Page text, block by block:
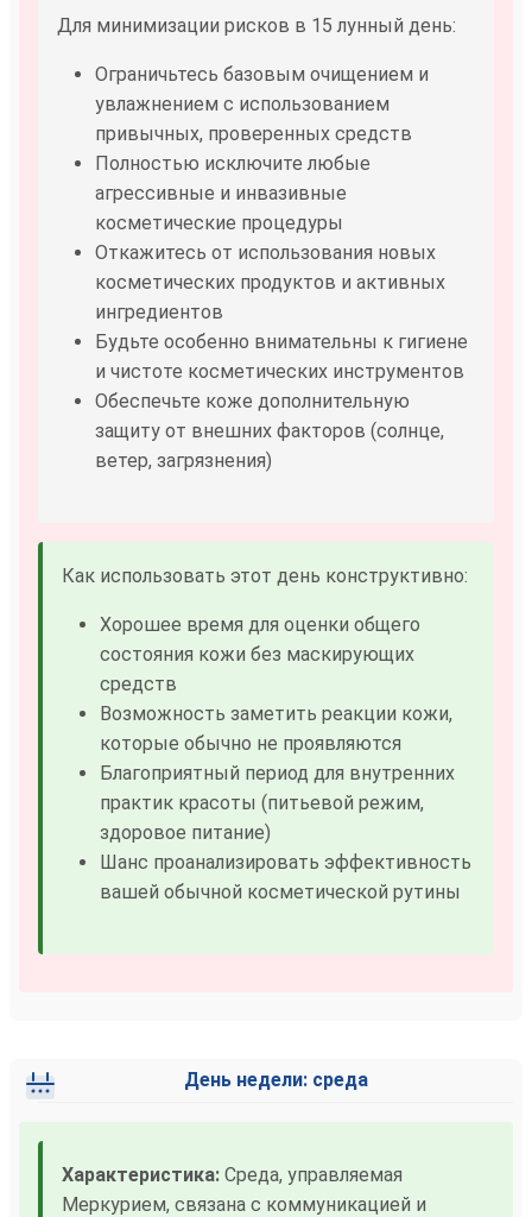
Для минимизации рисков в 15 лунный день:
Ограничьтесь базовым очищением и
увлажнением с использованием
привычных, проверенных средств
Полностью исключите любые
агрессивные и инвазивные
косметические процедуры
Откажитесь от использования новых
косметических продуктов и активных
ингредиентов
Будьте особенно внимательны к гигиене
и чистоте косметических инструментов
Обеспечьте коже дополнительную
защиту от внешних факторов (солнце,
ветер, загрязнения)
Как использовать этот день конструктивно:
Хорошее время для оценки общего
состояния кожи без маскирующих
средств
Возможность заметить реакции кожи,
которые обычно не проявляются
Благоприятный период для внутренних
практик красоты (питьевой режим,
здоровое питание)
Шанс проанализировать эффективность
вашей обычной косметической рутины
День недели: среда
Характеристика: Среда, управляемая
Меркурием, связана с коммуникацией и